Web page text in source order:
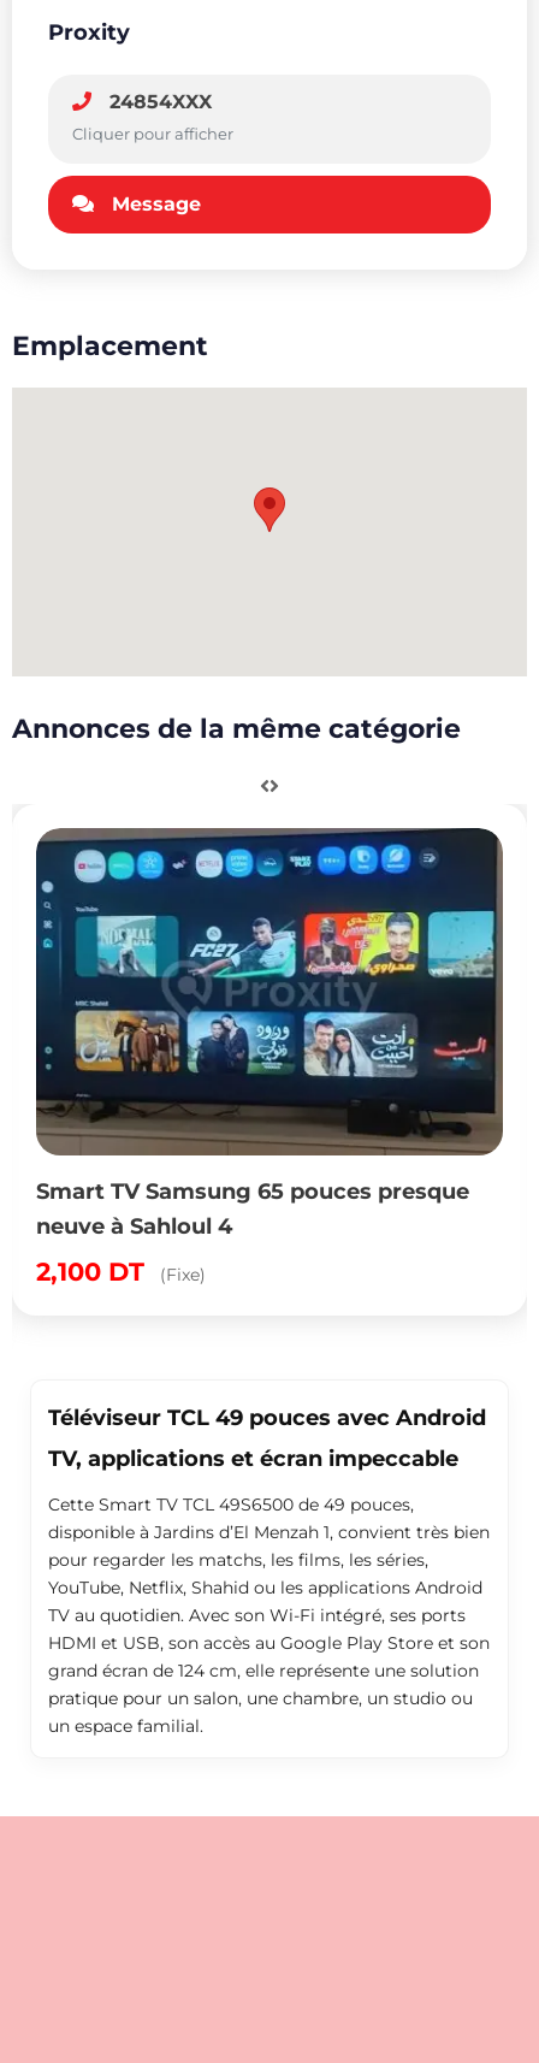
Proxity
24854XXX
Cliquer pour afficher
Message
Emplacement
Annonces de la même catégorie
Smart TV Samsung 65 pouces presque
neuve à Sahloul 4
2,100 DT (Fixe)
Téléviseur TCL 49 pouces avec Android
TV, applications et écran impeccable
Cette Smart TV TCL 49S6500 de 49 pouces,
disponible à Jardins d’El Menzah 1, convient très bien
pour regarder les matchs, les films, les séries,
YouTube, Netflix, Shahid ou les applications Android
TV au quotidien. Avec son Wi-Fi intégré, ses ports
HDMI et USB, son accès au Google Play Store et son
grand écran de 124 cm, elle représente une solution
pratique pour un salon, une chambre, un studio ou
un espace familial.